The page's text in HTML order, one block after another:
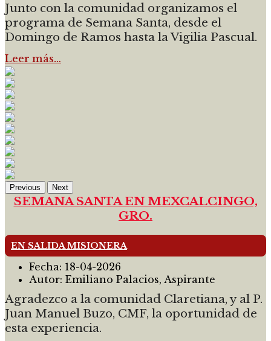
Junto con la comunidad organizamos el
programa de Semana Santa, desde el
Domingo de Ramos hasta la Vigilia Pascual.
Leer más…
Previous Next
SEMANA SANTA EN MEXCALCINGO,
GRO.
EN SALIDA MISIONERA
Fecha: 18-04-2026
Autor: Emiliano Palacios, Aspirante
Agradezco a la comunidad Claretiana, y al P.
Juan Manuel Buzo, CMF, la oportunidad de
esta experiencia.